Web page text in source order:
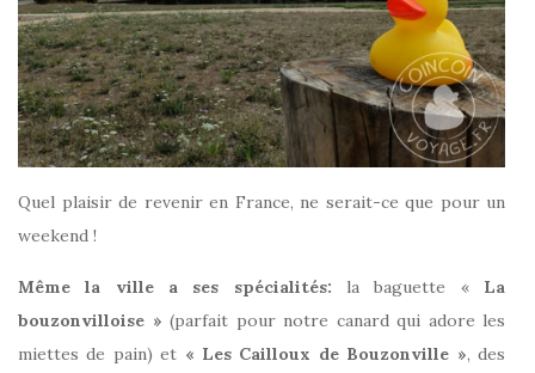
Quel plaisir de revenir en France, ne serait-ce que pour un
weekend !
Même la ville a ses spécialités: la baguette « La
bouzonvilloise » (parfait pour notre canard qui adore les
miettes de pain) et « Les Cailloux de Bouzonville », des